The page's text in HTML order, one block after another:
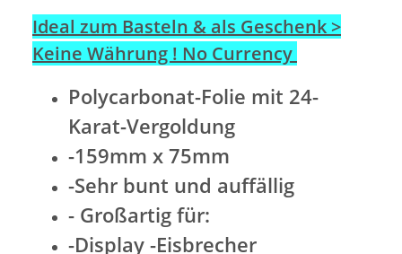
Ideal zum Basteln & als Geschenk >
Keine Währung ! No Currency
Polycarbonat-Folie mit 24-
Karat-Vergoldung
-159mm x 75mm
-Sehr bunt und auffällig
- Großartig für:
-Display -Eisbrecher